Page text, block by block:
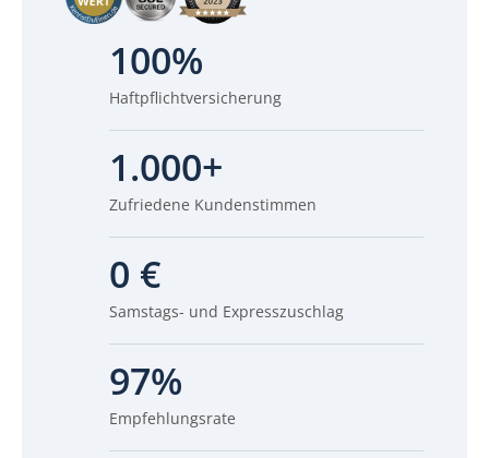
100%
Haftpflichtversicherung
1.000+
Zufriedene Kundenstimmen
0 €
Samstags- und Expresszuschlag
97%
Empfehlungsrate